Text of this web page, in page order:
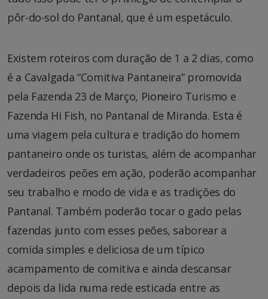
pôr-do-sol do Pantanal, que é um espetáculo.
Existem roteiros com duração de 1 a 2 dias, como
é a Cavalgada “Comitiva Pantaneira” promovida
pela Fazenda 23 de Março, Pioneiro Turismo e
Fazenda Hi Fish, no Pantanal de Miranda. Esta é
uma viagem pela cultura e tradição do homem
pantaneiro onde os turistas, além de acompanhar
verdadeiros peões em ação, poderão acompanhar
seu trabalho e modo de vida e as tradições do
Pantanal. Também poderão tocar o gado pelas
fazendas junto com esses peões, saborear a
comida simples e deliciosa de um típico
acampamento de comitiva e ainda descansar
depois da lida numa rede esticada entre as